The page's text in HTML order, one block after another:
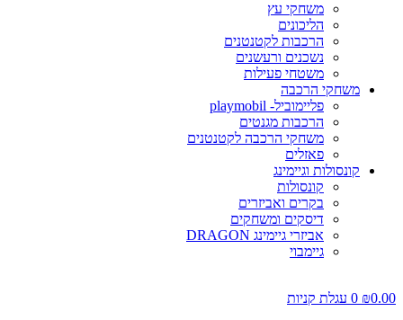
משחקי עץ
הליכונים
הרכבות לקטנטנים
נשכנים ורעשנים
משטחי פעילות
משחקי הרכבה
פליימוביל- playmobil
הרכבות מגנטים
משחקי הרכבה לקטנטנים
פאזלים
קונסולות וגיימינג
קונסולות
בקרים ואביזרים
דיסקים ומשחקים
אביזרי גיימינג DRAGON
גיימבוי
₪
0 עגלת קניות